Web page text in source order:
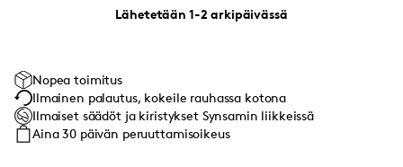
Lähetetään 1-2 arkipäivässä
Nopea toimitus
Ilmainen palautus, kokeile rauhassa kotona
Ilmaiset säädöt ja kiristykset Synsamin liikkeissä
Aina 30 päivän peruuttamisoikeus